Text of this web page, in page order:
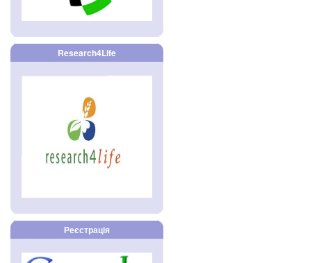
Research4Life
Реєстрація